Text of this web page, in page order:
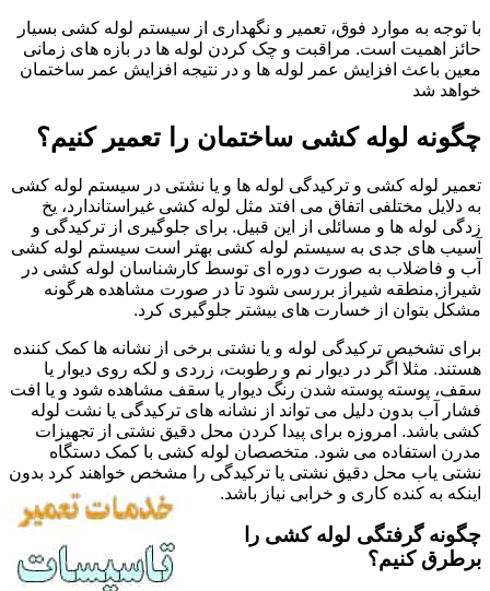
با توجه به موارد فوق، تعمیر و نگهداری از سیستم لوله کشی بسیار
حائز اهمیت است. مراقبت و چک کردن لوله ها در بازه های زمانی
معین باعث افزایش عمر لوله ها و در نتیجه افزایش عمر ساختمان
خواهد شد
چگونه لوله کشی ساختمان را تعمیر کنیم؟
تعمیر لوله کشی و ترکیدگی لوله ها و یا نشتی در سیستم لوله کشی
به دلایل مختلفی اتفاق می افتد مثل لوله کشی غیراستاندارد، یخ
زدگی لوله ها و مسائلی از این قبیل. برای جلوگیری از ترکیدگی و
آسیب های جدی به سیستم لوله کشی بهتر است سیستم لوله کشی
آب و فاضلاب به صورت دوره ای توسط کارشناسان لوله کشی در
شیراز,منطقه شیراز بررسی شود تا در صورت مشاهده هرگونه
مشکل بتوان از خسارت های بیشتر جلوگیری کرد.
برای تشخیص ترکیدگی لوله و یا نشتی برخی از نشانه ها کمک کننده
هستند. مثلا اگر در دیوار نم و رطوبت، زردی و لکه روی دیوار یا
سقف، پوسته پوسته شدن رنگ دیوار یا سقف مشاهده شود و یا افت
فشار آب بدون دلیل می تواند از نشانه های ترکیدگی یا نشت لوله
کشی باشد. امروزه برای پیدا کردن محل دقیق نشتی از تجهیزات
مدرن استفاده می شود. متخصصان لوله کشی با کمک دستگاه
نشتی یاب محل دقیق نشتی یا ترکیدگی را مشخص خواهند کرد بدون
اینکه به کنده کاری و خرابی نیاز باشد.
چگونه گرفتگی لوله کشی را
برطرق کنیم؟